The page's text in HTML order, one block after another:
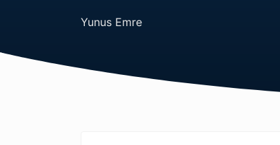
Yunus Emre